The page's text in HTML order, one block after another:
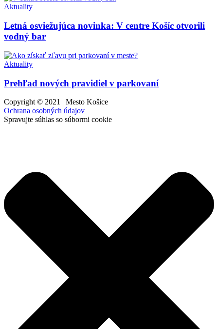
Aktuality
Letná osviežujúca novinka: V centre Košíc otvorili
vodný bar
Aktuality
Prehľad nových pravidiel v parkovaní
Copyright © 2021 | Mesto Košice
Ochrana osobných údajov
Spravujte súhlas so súbormi cookie